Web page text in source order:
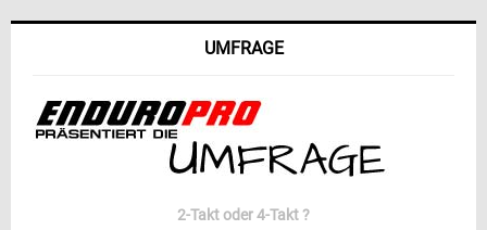
UMFRAGE
2-Takt oder 4-Takt ?